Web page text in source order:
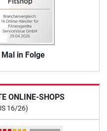
in Folge
ONLINE-SHOPS
16/26)